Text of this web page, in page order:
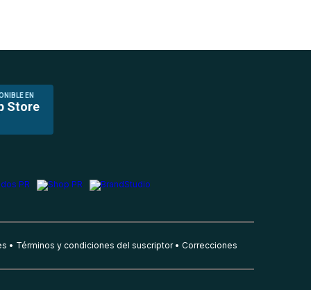
EN
Store
Términos y condiciones del suscriptor Correcciones